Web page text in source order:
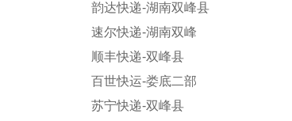
韵达快递-湖南双峰县
速尔快递-湖南双峰
顺丰快递-双峰县
百世快运-娄底二部
苏宁快递-双峰县